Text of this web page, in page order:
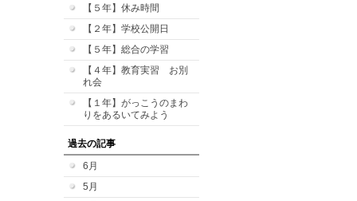
【５年】休み時間
【２年】学校公開日
【５年】総合の学習
【４年】教育実習 お別
れ会
【１年】がっこうのまわ
りをあるいてみよう
過去の記事
6月
5月